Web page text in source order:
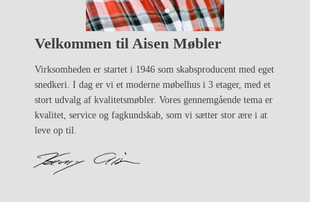
Velkommen til Aisen Møbler
Virksomheden er startet i 1946 som skabsproducent med eget
snedkeri. I dag er vi et moderne møbelhus i 3 etager, med et
stort udvalg af kvalitetsmøbler. Vores gennemgående tema er
kvalitet, service og fagkundskab, som vi sætter stor ære i at
leve op til.